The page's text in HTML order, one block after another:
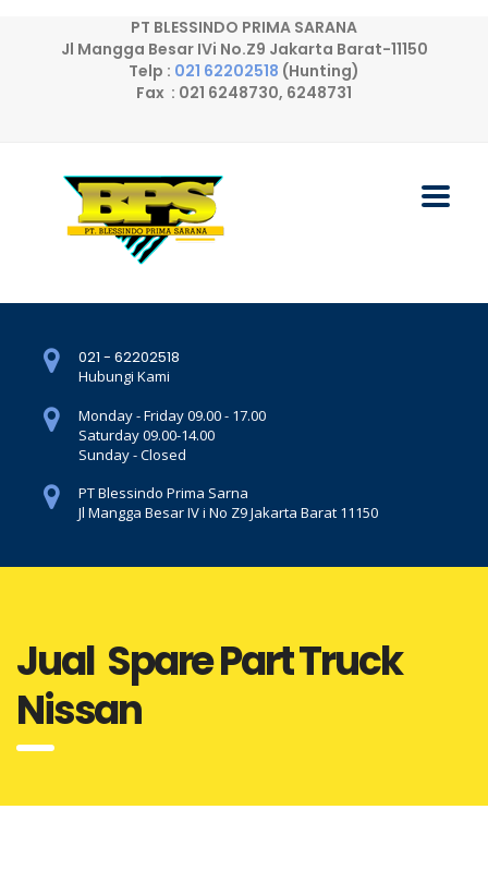
PT BLESSINDO PRIMA SARANA
Jl Mangga Besar IVi No.Z9 Jakarta Barat-11150
Telp : 021 62202518 (Hunting)
Fax : 021 6248730, 6248731
021 - 62202518
Hubungi Kami
Monday - Friday 09.00 - 17.00
Saturday 09.00-14.00
Sunday - Closed
PT Blessindo Prima Sarna
Jl Mangga Besar IV i No Z9 Jakarta Barat 11150
Jual Spare Part Truck
Nissan